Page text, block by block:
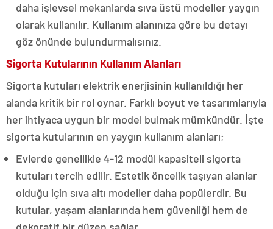
daha işlevsel mekanlarda sıva üstü modeller yaygın
olarak kullanılır. Kullanım alanınıza göre bu detayı
göz önünde bulundurmalısınız.
Sigorta Kutularının Kullanım Alanları
Sigorta kutuları elektrik enerjisinin kullanıldığı her
alanda kritik bir rol oynar. Farklı boyut ve tasarımlarıyla
her ihtiyaca uygun bir model bulmak mümkündür. İşte
sigorta kutularının en yaygın kullanım alanları;
Evlerde genellikle 4-12 modül kapasiteli sigorta
kutuları tercih edilir. Estetik öncelik taşıyan alanlar
olduğu için sıva altı modeller daha popülerdir. Bu
kutular, yaşam alanlarında hem güvenliği hem de